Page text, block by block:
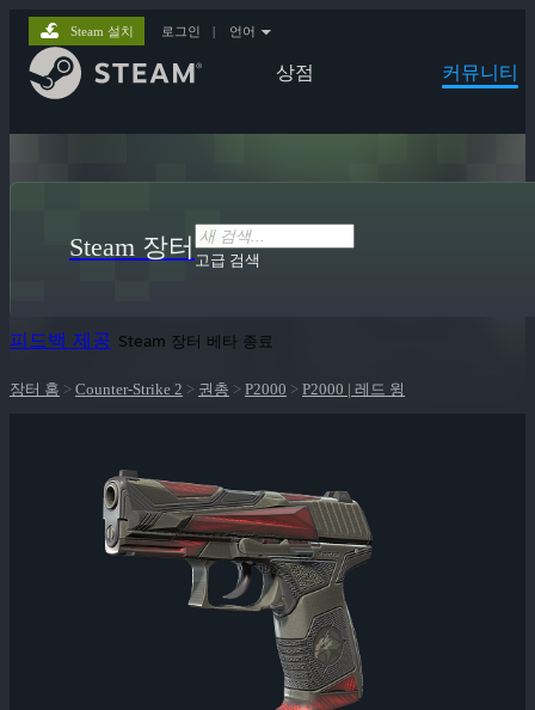
상점 커뮤니티
Steam 설치 로그인 | 언어
Steam 장터 고급 검색
피드백 제공 Steam 장터 베타 종료
장터 홈 > Counter-Strike 2 > 권총 > P2000 > P2000 | 레드 윙